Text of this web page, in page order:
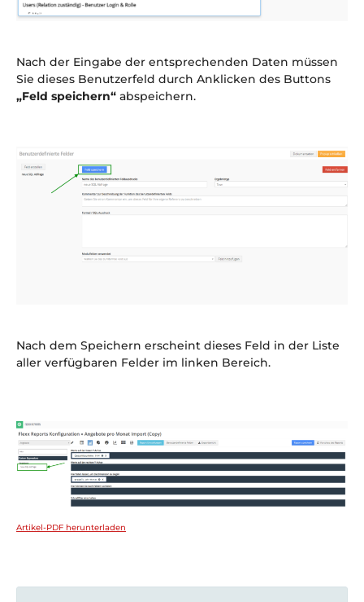
Nach der Eingabe der entsprechenden Daten müssen
Sie dieses Benutzerfeld durch Anklicken des Buttons
„Feld speichern“ abspeichern.
Nach dem Speichern erscheint dieses Feld in der Liste
aller verfügbaren Felder im linken Bereich.
Artikel-PDF herunterladen